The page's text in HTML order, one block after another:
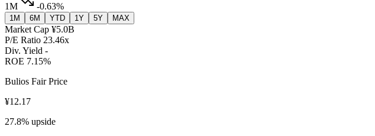
1M
-0.63%
1M 6M YTD 1Y 5Y MAX
Market Cap ¥5.0B
P/E Ratio 23.46x
Div. Yield -
ROE 7.15%
Bulios Fair Price
¥12.17
27.8% upside